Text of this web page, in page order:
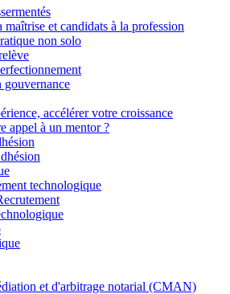
maîtrise et candidats à la profession
non solo
gouvernance
accélérer votre croissance
appel à un mentor ?
technologique
et d'arbitrage notarial (CMAN)